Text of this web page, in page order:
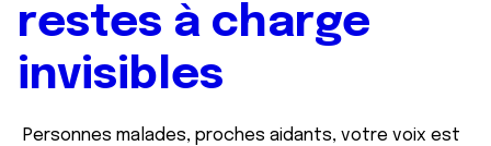
restes à charge
invisibles
Personnes malades, proches aidants, votre voix est